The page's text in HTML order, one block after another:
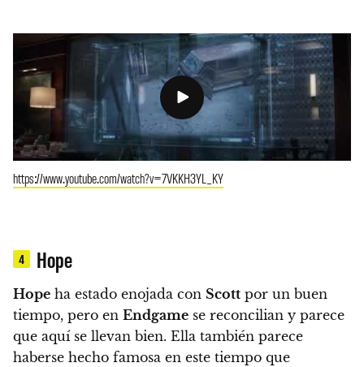
https://www.youtube.com/watch?v=7VKKH3YL_KY
4 Hope
Hope ha estado enojada con Scott por un buen
tiempo, pero en Endgame se reconcilian y parece
que aquí se llevan bien. Ella también parece
haberse hecho famosa en este tiempo que